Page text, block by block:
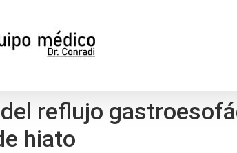
reflujo
hiato